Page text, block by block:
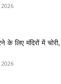
के लिए मंदिरों में